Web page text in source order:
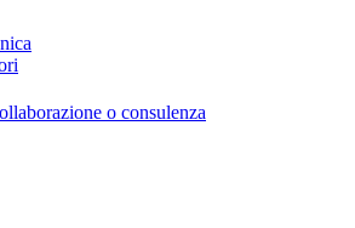
o consulenza